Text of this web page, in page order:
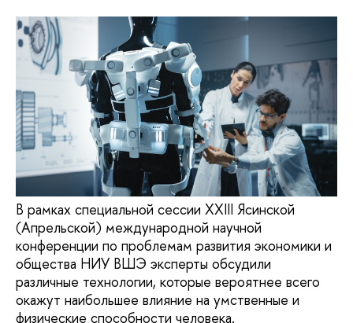
В рамках специальной сессии XXIII Ясинской
(Апрельской) международной научной
конференции по проблемам развития экономики и
общества НИУ ВШЭ эксперты обсудили
различные технологии, которые вероятнее всего
окажут наибольшее влияние на умственные и
физические способности человека.